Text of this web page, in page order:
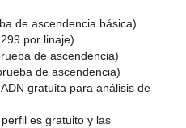
de ascendencia básica)
por linaje)
de ascendencia)
de ascendencia)
gratuita para análisis de
es gratuito y las